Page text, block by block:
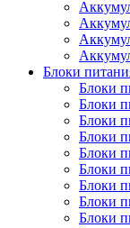
Блоки
Блоки
Блоки
Блоки
Блоки
Блоки
Блоки
Блоки
Блоки
Блоки